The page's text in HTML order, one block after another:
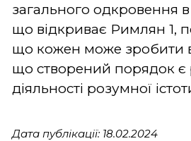
загального одкровення
що відкриває Римлян 1,
що кожен може зробити
що створений порядок є
діяльності розумної
Дата публікації: 18.02.2024